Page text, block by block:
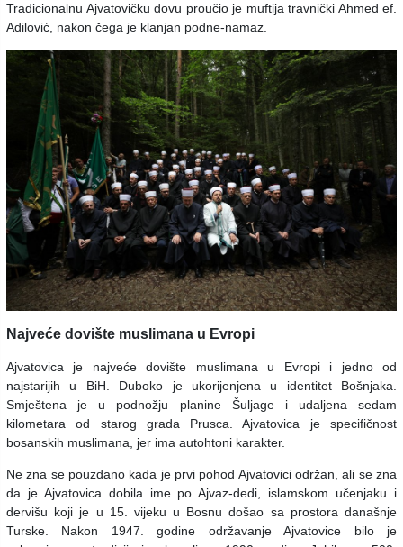
Tradicionalnu Ajvatovičku dovu proučio je muftija travnički Ahmed ef.
Adilović, nakon čega je klanjan podne-namaz.
Najveće dovište muslimana u Evropi
Ajvatovica je najveće dovište muslimana u Evropi i jedno od
najstarijih u BiH. Duboko je ukorijenjena u identitet Bošnjaka.
Smještena je u podnožju planine Šuljage i udaljena sedam
kilometara od starog grada Prusca. Ajvatovica je specifičnost
bosanskih muslimana, jer ima autohtoni karakter.
Ne zna se pouzdano kada je prvi pohod Ajvatovici održan, ali se zna
da je Ajvatovica dobila ime po Ajvaz-dedi, islamskom učenjaku i
dervišu koji je u 15. vijeku u Bosnu došao sa prostora današnje
Turske. Nakon 1947. godine održavanje Ajvatovice bilo je